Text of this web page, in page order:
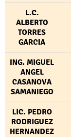
L.C.
ALBERTO
TORRES
GARCIA
ING. MIGUEL
ANGEL
CASANOVA
SAMANIEGO
LIC. PEDRO
RODRIGUEZ
HERNANDEZ